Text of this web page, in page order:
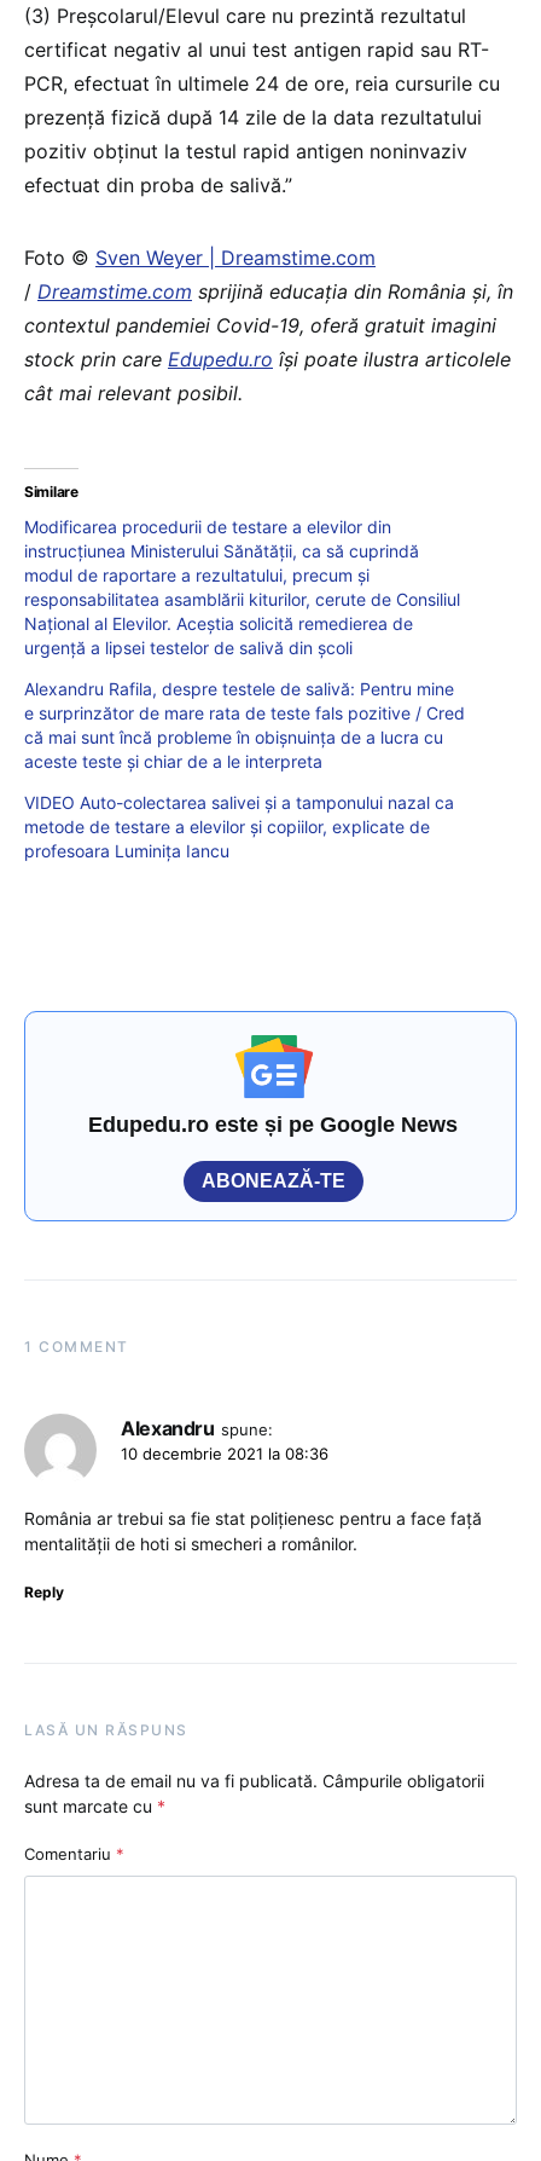
(3) Preșcolarul/Elevul care nu prezintă rezultatul
certificat negativ al unui test antigen rapid sau RT-
PCR, efectuat în ultimele 24 de ore, reia cursurile cu
prezență fizică după 14 zile de la data rezultatului
pozitiv obținut la testul rapid antigen noninvaziv
efectuat din proba de salivă.”
Foto © Sven Weyer | Dreamstime.com
/ Dreamstime.com sprijină educaţia din România şi, în
contextul pandemiei Covid-19, oferă gratuit imagini
stock prin care Edupedu.ro îşi poate ilustra articolele
cât mai relevant posibil.
Similare
Modificarea procedurii de testare a elevilor din
instrucțiunea Ministerului Sănătății, ca să cuprindă
modul de raportare a rezultatului, precum și
responsabilitatea asamblării kiturilor, cerute de Consiliul
Național al Elevilor. Aceștia solicită remedierea de
urgență a lipsei testelor de salivă din școli
Alexandru Rafila, despre testele de salivă: Pentru mine
e surprinzător de mare rata de teste fals pozitive / Cred
că mai sunt încă probleme în obișnuința de a lucra cu
aceste teste și chiar de a le interpreta
VIDEO Auto-colectarea salivei și a tamponului nazal ca
metode de testare a elevilor și copiilor, explicate de
profesoara Luminița Iancu
Edupedu.ro este și pe Google News
ABONEAZĂ-TE
1 COMMENT
Alexandru spune:
10 decembrie 2021 la 08:36
România ar trebui sa fie stat polițienesc pentru a face față
mentalității de hoti si smecheri a românilor.
Reply
LASĂ UN RĂSPUNS
Adresa ta de email nu va fi publicată. Câmpurile obligatorii
sunt marcate cu *
Comentariu *